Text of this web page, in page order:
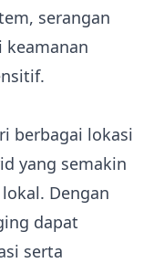
serangan
keamanan
berbagai lokasi
yang semakin
Dengan
dapat
serta